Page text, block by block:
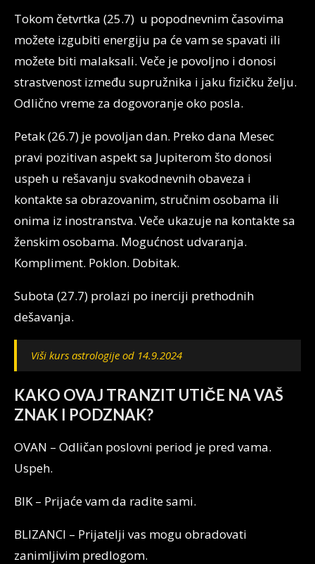
Tokom četvrtka (25.7) u popodnevnim časovima
možete izgubiti energiju pa će vam se spavati ili
možete biti malaksali. Veče je povoljno i donosi
strastvenost između supružnika i jaku fizičku želju.
Odlično vreme za dogovoranje oko posla.
Petak (26.7) je povoljan dan. Preko dana Mesec
pravi pozitivan aspekt sa Jupiterom što donosi
uspeh u rešavanju svakodnevnih obaveza i
kontakte sa obrazovanim, stručnim osobama ili
onima iz inostranstva. Veče ukazuje na kontakte sa
ženskim osobama. Mogućnost udvaranja.
Kompliment. Poklon. Dobitak.
Subota (27.7) prolazi po inerciji prethodnih
dešavanja.
Viši kurs astrologije od 14.9.2024
KAKO OVAJ TRANZIT UTIČE NA VAŠ
ZNAK I PODZNAK?
OVAN – Odličan poslovni period je pred vama.
Uspeh.
BIK – Prijaće vam da radite sami.
BLIZANCI – Prijatelji vas mogu obradovati
zanimljivim predlogom.